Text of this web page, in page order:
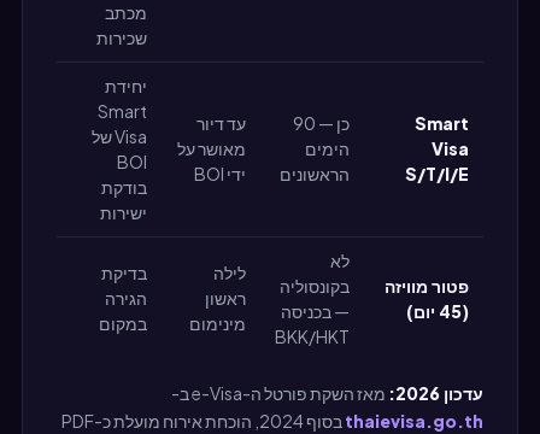
מכתב
שכירות
Smart
Visa
S/T/I/E
כן — 90
הימים
הראשונים
עד דיור
מאושר על
ידי BOI
יחידת
Smart
Visa של
BOI
בודקת
ישירות
פטור מוויזה
(45 יום)
לא
בקונסוליה
— בכניסה
BKK/HKT
לילה
ראשון
מינימום
בדיקת
הגירה
במקום
עדכון 2026:
מאז השקת פורטל ה-e-Visa ב-
thaievisa.go.th
בסוף 2024, הוכחת אירוח מועלת כ-PDF